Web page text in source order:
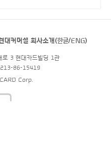
대커머셜 회사소개(한글/ENG)
로 3 현대카드빌딩 1관
213-86-15419
Corp.